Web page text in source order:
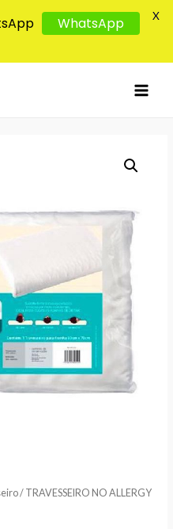
/ TRAVESSEIRO NO ALLERGY
WhatsApp X